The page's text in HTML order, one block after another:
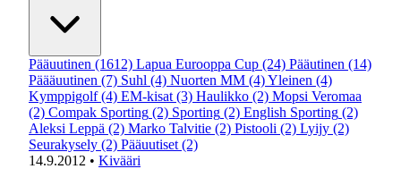
Pääuutinen (1612) Lapua Eurooppa Cup (24) Pääutinen (14)
Päääuutinen (7) Suhl (4) Nuorten MM (4)Yleinen (4)
Kymppigolf (4) EM-kisat (3) Haulikko (2) Mopsi Veromaa
(2) Compak Sporting (2) Sporting (2) English Sporting (2)
Aleksi Leppä (2) Marko Talvitie (2) Pistooli (2) Lyijy (2)
Seurakysely (2) Pääuutiset (2)
14.9.2012 • Kivääri